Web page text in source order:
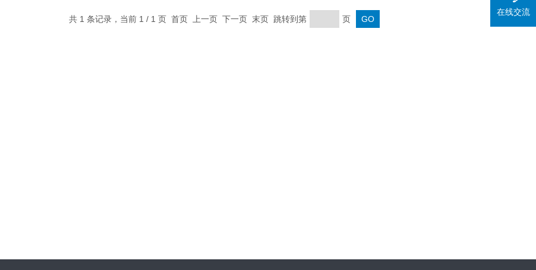
共 1 条记录，当前 1 / 1 页 首页 上一页 下一页 末页 跳转到第 页
在线交流